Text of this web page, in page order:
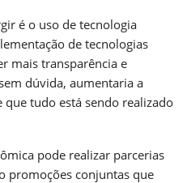
é o uso de tecnologia
de tecnologias
mais transparência e
dúvida, aumentaria a
que tudo está sendo realizado
pode realizar parcerias
promoções conjuntas que